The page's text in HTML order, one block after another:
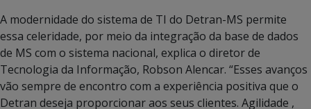
A modernidade do sistema de TI do Detran-MS permite
essa celeridade, por meio da integração da base de dados
de MS com o sistema nacional, explica o diretor de
Tecnologia da Informação, Robson Alencar. “Esses avanços
vão sempre de encontro com a experiência positiva que o
Detran deseja proporcionar aos seus clientes. Agilidade ,